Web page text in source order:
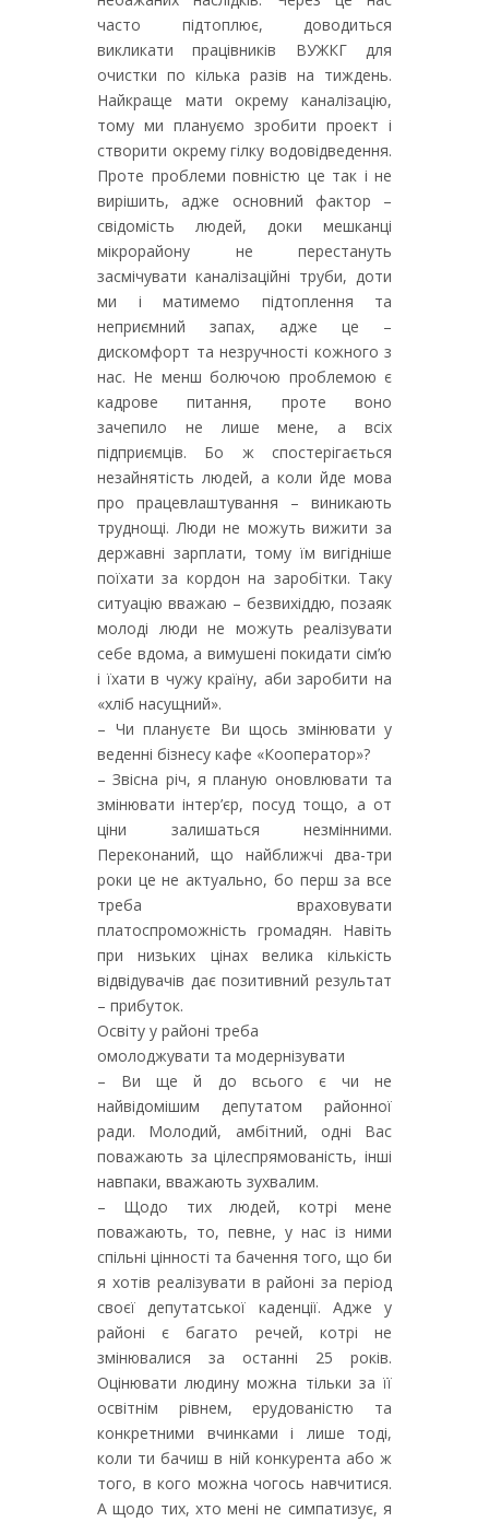
часто підтоплює, доводиться
викликати працівників ВУЖКГ для
очистки по кілька разів на тиждень.
Найкраще мати окрему каналізацію,
тому ми плануємо зробити проект і
створити окрему гілку водовідведення.
Проте проблеми повністю це так і не
вирішить, адже основний фактор –
свідомість людей, доки мешканці
мікрорайону не перестануть
засмічувати каналізаційні труби, доти
ми і матимемо підтоплення та
неприємний запах, адже це –
дискомфорт та незручності кожного з
нас. Не менш болючою проблемою є
кадрове питання, проте воно
зачепило не лише мене, а всіх
підприємців. Бо ж спостерігається
незайнятість людей, а коли йде мова
про працевлаштування – виникають
труднощі. Люди не можуть вижити за
державні зарплати, тому їм вигідніше
поїхати за кордон на заробітки. Таку
ситуацію вважаю – безвихіддю, позаяк
молоді люди не можуть реалізувати
себе вдома, а вимушені покидати сім’ю
і їхати в чужу країну, аби заробити на
«хліб насущний».
– Чи плануєте Ви щось змінювати у
веденні бізнесу кафе «Кооператор»?
– Звісна річ, я планую оновлювати та
змінювати інтер’єр, посуд тощо, а от
ціни залишаться незмінними.
Переконаний, що найближчі два-три
роки це не актуально, бо перш за все
треба враховувати
платоспроможність громадян. Навіть
при низьких цінах велика кількість
відвідувачів дає позитивний результат
– прибуток.
Освіту у районі треба
омолоджувати та модернізувати
– Ви ще й до всього є чи не
найвідомішим депутатом районної
ради. Молодий, амбітний, одні Вас
поважають за цілеспрямованість, інші
навпаки, вважають зухвалим.
– Щодо тих людей, котрі мене
поважають, то, певне, у нас із ними
спільні цінності та бачення того, що би
я хотів реалізувати в районі за період
своєї депутатської каденції. Адже у
районі є багато речей, котрі не
змінювалися за останні 25 років.
Оцінювати людину можна тільки за її
освітнім рівнем, ерудованістю та
конкретними вчинками і лише тоді,
коли ти бачиш в ній конкурента або ж
того, в кого можна чогось навчитися.
А щодо тих, хто мені не симпатизує, я